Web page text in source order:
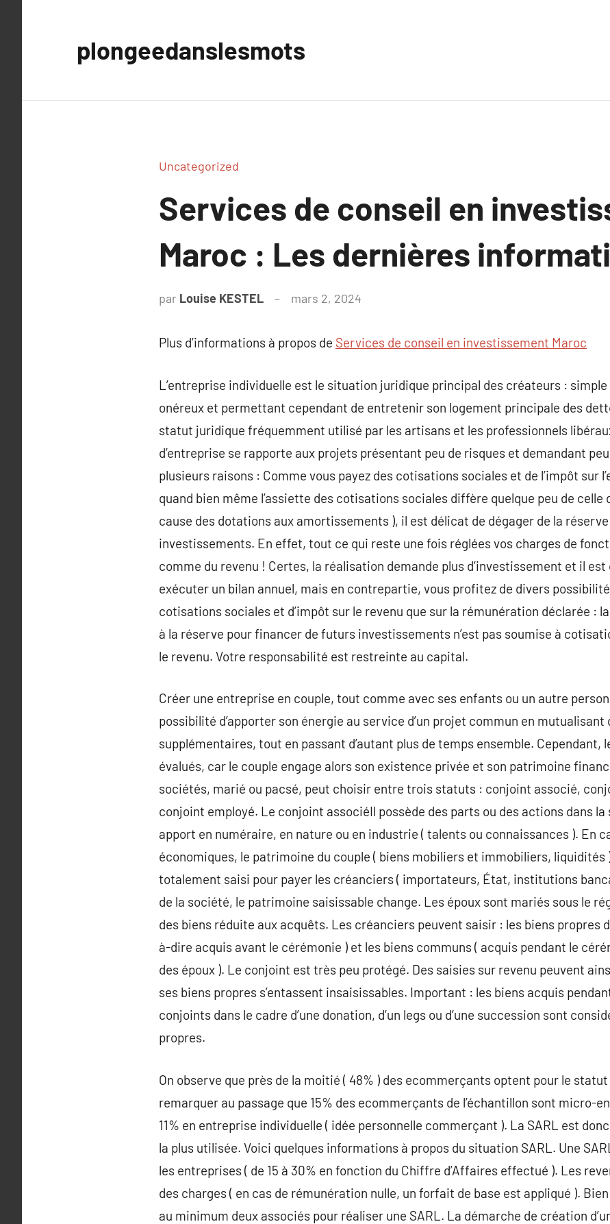
plongeedanslesmots
Uncategorized
Services de conseil en
Maroc : Les dernières
par Louise KESTEL mars 2, 2024
Plus d’informations à propos de Services de conseil en investissement Maroc
L’entreprise individuelle est le situation juridique principal des créateurs :
onéreux et permettant cependant de entretenir son logement principale des
statut juridique fréquemment utilisé par les artisans et les professionnels
d’entreprise se rapporte aux projets présentant peu de risques et demandant
plusieurs raisons : Comme vous payez des cotisations sociales et de l’impôt sur
quand bien même l’assiette des cotisations sociales diffère quelque peu de celle
cause des dotations aux amortissements ), il est délicat de dégager de la
investissements. En effet, tout ce qui reste une fois réglées vos charges de
comme du revenu ! Certes, la réalisation demande plus d’investissement et il
exécuter un bilan annuel, mais en contrepartie, vous profitez de divers
cotisations sociales et d’impôt sur le revenu que sur la rémunération déclarée :
à la réserve pour financer de futurs investissements n’est pas soumise à
le revenu. Votre responsabilité est restreinte au capital.
Créer une entreprise en couple, tout comme avec ses enfants ou un autre
possibilité d’apporter son énergie au service d’un projet commun en
supplémentaires, tout en passant d’autant plus de temps ensemble. Cependant,
évalués, car le couple engage alors son existence privée et son patrimoine
sociétés, marié ou pacsé, peut choisir entre trois statuts : conjoint associé,
conjoint employé. Le conjoint associéIl possède des parts ou des actions dans la
apport en numéraire, en nature ou en industrie ( talents ou connaissances ). En
économiques, le patrimoine du couple ( biens mobiliers et immobiliers,
totalement saisi pour payer les créanciers ( importateurs, État, institutions
de la société, le patrimoine saisissable change. Les époux sont mariés sous le
des biens réduite aux acquêts. Les créanciers peuvent saisir : les biens propres
à-dire acquis avant le cérémonie ) et les biens communs ( acquis pendant le
des époux ). Le conjoint est très peu protégé. Des saisies sur revenu peuvent
ses biens propres s’entassent insaisissables. Important : les biens acquis
conjoints dans le cadre d’une donation, d’un legs ou d’une succession sont
propres.
On observe que près de la moitié ( 48% ) des ecommerçants optent pour le statut
remarquer au passage que 15% des ecommerçants de l’échantillon sont micro-
11% en entreprise individuelle ( idée personnelle commerçant ). La SARL est
la plus utilisée. Voici quelques informations à propos du situation SARL. Une
les entreprises ( de 15 à 30% en fonction du Chiffre d’Affaires effectué ). Les
des charges ( en cas de rémunération nulle, un forfait de base est appliqué ).
au minimum deux associés pour réaliser une SARL. La démarche de création